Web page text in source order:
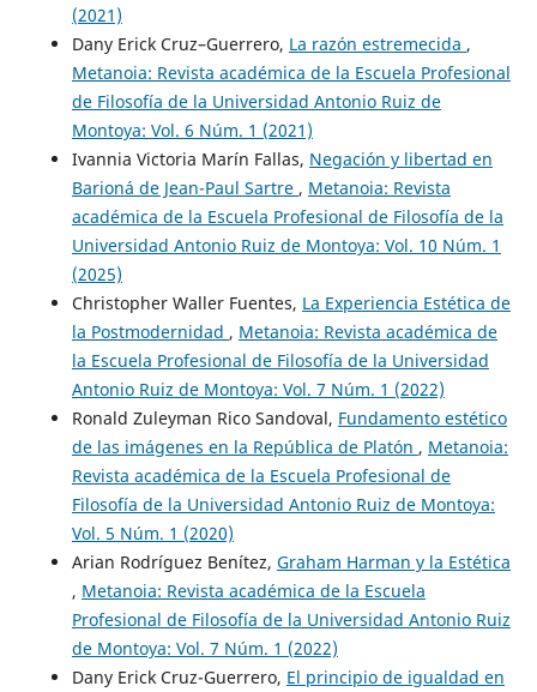
(2021)
Dany Erick Cruz–Guerrero, La razón estremecida ,
Metanoia: Revista académica de la Escuela Profesional
de Filosofía de la Universidad Antonio Ruiz de
Montoya: Vol. 6 Núm. 1 (2021)
Ivannia Victoria Marín Fallas, Negación y libertad en
Barioná de Jean-Paul Sartre , Metanoia: Revista
académica de la Escuela Profesional de Filosofía de la
Universidad Antonio Ruiz de Montoya: Vol. 10 Núm. 1
(2025)
Christopher Waller Fuentes, La Experiencia Estética de
la Postmodernidad , Metanoia: Revista académica de
la Escuela Profesional de Filosofía de la Universidad
Antonio Ruiz de Montoya: Vol. 7 Núm. 1 (2022)
Ronald Zuleyman Rico Sandoval, Fundamento estético
de las imágenes en la República de Platón , Metanoia:
Revista académica de la Escuela Profesional de
Filosofía de la Universidad Antonio Ruiz de Montoya:
Vol. 5 Núm. 1 (2020)
Arian Rodríguez Benítez, Graham Harman y la Estética
, Metanoia: Revista académica de la Escuela
Profesional de Filosofía de la Universidad Antonio Ruiz
de Montoya: Vol. 7 Núm. 1 (2022)
Dany Erick Cruz-Guerrero, El principio de igualdad en